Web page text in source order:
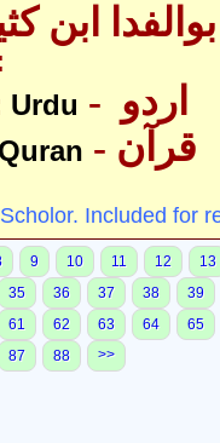
ابن
Urdu
Quran - قرآن
Included for
9 10 11 12
13
35 36 37 38
39
61 62 63 64
65
87 88 >>